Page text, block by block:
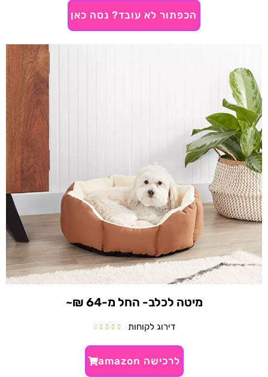
הכפתור לא עובד? נסה כאן
מיטה לכלב- החל מ-64 ₪~
דירוג לקוחות 




לרכישה amazon